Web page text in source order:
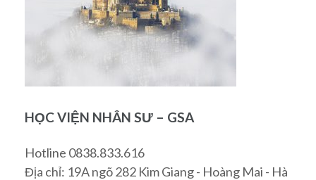
HỌC VIỆN NHÂN SƯ – GSA
Hotline 0838.833.616
Địa chỉ: 19A ngõ 282 Kim Giang - Hoàng Mai - Hà